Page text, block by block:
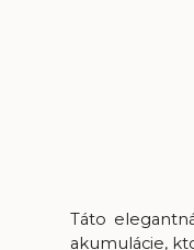
Táto
akumulácie,